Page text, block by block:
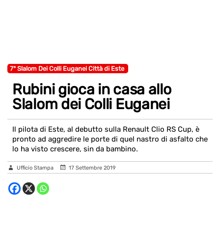
7° Slalom Dei Colli Euganei Città di Este
Rubini gioca in casa allo
Slalom dei Colli Euganei
Il pilota di Este, al debutto sulla Renault Clio RS Cup, è
pronto ad aggredire le porte di quel nastro di asfalto che
lo ha visto crescere, sin da bambino.
Ufficio Stampa 17 Settembre 2019